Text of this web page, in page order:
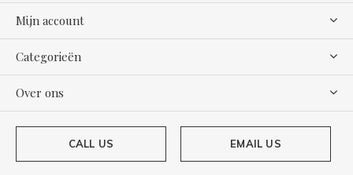
Mijn account
Categorieën
Over ons
CALL US EMAIL US